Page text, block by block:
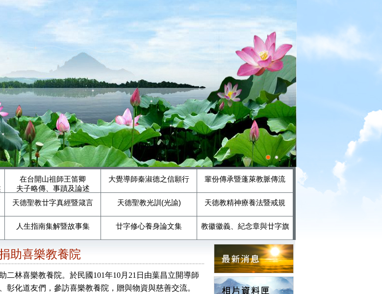
在台開山祖師王笛卿
夫子略傳、事蹟及論述
大覺導師秦淑德之信願行 輩份傳承暨蓬萊教脈傳流
天德聖教廿字真經暨箴言 天德聖教光訓(光諭) 天德教精神療養法暨戒規
人生指南集解暨故事集 廿字修心養身論文集 教徽徽義、紀念章與廿字旗
助喜樂教養院
林喜樂教養院。於民國101年10月21日由葉昌立開導師
彰化道友們，參訪喜樂教養院，贈與物資與慈善交流。